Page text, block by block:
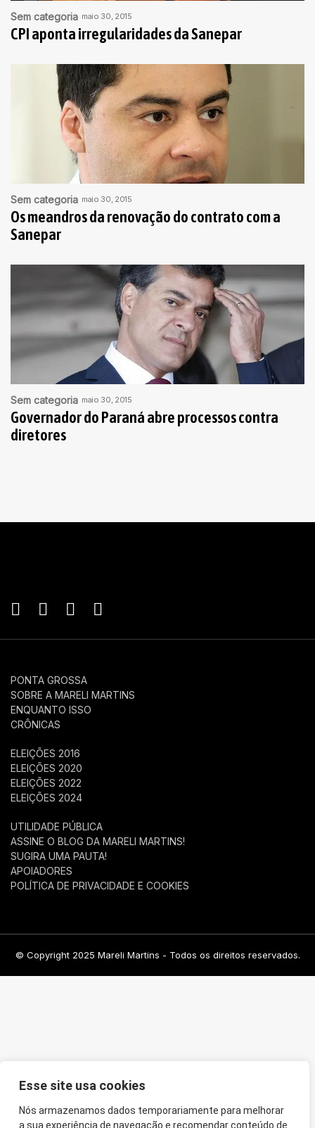
Esse site usa cookies
Nós armazenamos dados temporariamente para melhorar
a sua experiência de navegação e recomendar conteúdo de
Sem categoria maio 30, 2015
CPI aponta irregularidades da Sanepar
Sem categoria maio 30, 2015
Os meandros da renovação do contrato com a
Sanepar
Sem categoria maio 30, 2015
Governador do Paraná abre processos contra
diretores
PONTA GROSSA
SOBRE A MARELI MARTINS
ENQUANTO ISSO
CRÔNICAS
ELEIÇÕES 2016
ELEIÇÕES 2020
ELEIÇÕES 2022
ELEIÇÕES 2024
UTILIDADE PÚBLICA
ASSINE O BLOG DA MARELI MARTINS!
SUGIRA UMA PAUTA!
APOIADORES
POLÍTICA DE PRIVACIDADE E COOKIES
© Copyright 2025 Mareli Martins - Todos os direitos reservados.